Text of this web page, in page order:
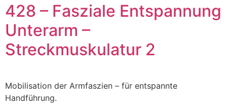
428 – Fasziale Entspannung
Unterarm –
Streckmuskulatur 2
Mobilisation der Armfaszien – für entspannte
Handführung.